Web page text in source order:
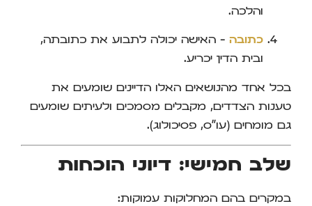
והלכה.
כתובה – האישה יכולה לתבוע את כתובתה,
ובית הדין יכריע.
בכל אחד מהנושאים האלו הדיינים שומעים את
טענות הצדדים, מקבלים מסמכים ולעיתים שומעים
גם מומחים (עו"ס, פסיכולוג).
שלב חמישי: דיוני הוכחות
במקרים בהם המחלוקות עמוקות: